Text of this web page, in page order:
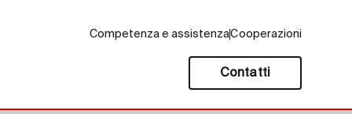
Competenza e assistenzaCooperazioni
Contatti